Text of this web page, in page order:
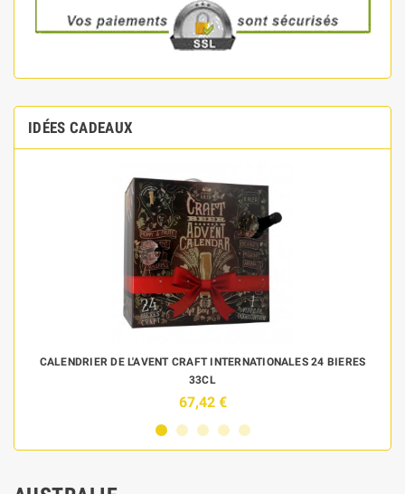
IDÉES CADEAUX
CALENDRIER DE L'AVENT CRAFT INTERNATIONALES 24 BIERES
33CL
67,42 €